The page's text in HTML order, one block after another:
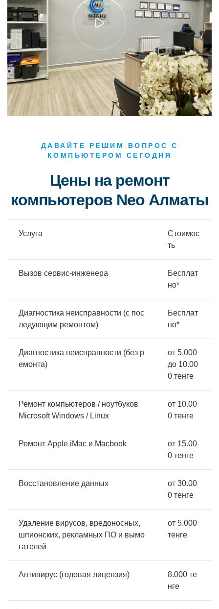
ДАВАЙТЕ РЕШИМ ВОПРОС С
КОМПЬЮТЕРОМ СЕГОДНЯ
Цены на ремонт
компьютеров Neo Алматы
Услуга
Стоимос
ть
Вызов сервис-инженера
Бесплат
но*
Диагностика неисправности (с пос
ледующим ремонтом)
Бесплат
но*
Диагностика неисправности (без р
емонта)
от 5.000
до 10.00
0 тенге
Ремонт компьютеров / ноутбуков
Microsoft Windows / Linux
от 10.00
0 тенге
Ремонт Apple iMac и Macbook
от 15.00
0 тенге
Восстановление данных
от 30.00
0 тенге
Удаление вирусов, вредоносных,
шпионских, рекламных ПО и вымо
гателей
от 5.000
тенге
Антивирус (годовая лицензия)
8.000 те
нге